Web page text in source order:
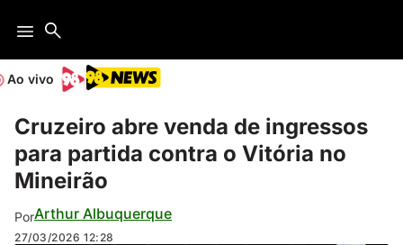
Ao vivo
Cruzeiro abre venda de ingressos
para partida contra o Vitória no
Mineirão
PorArthur Albuquerque
27/03/2026 12:28